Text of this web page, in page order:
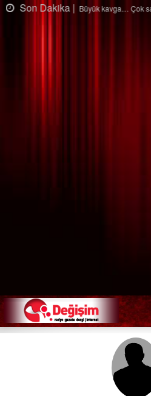
Son Dakika |Ağaçtan düştü…